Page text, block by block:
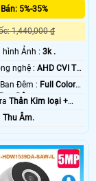
5%-35%
1,440,000 ₫
hình Ảnh :3k .
⚜️ Camera Công nghệ :AHD CVI TVI
🔴 Xem Được Ban Đêm : Full Color
Ðêm.
Thân Kim loại +
:Thu Âm.